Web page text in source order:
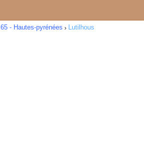
65 - Hautes-pyrénées Lutilhous